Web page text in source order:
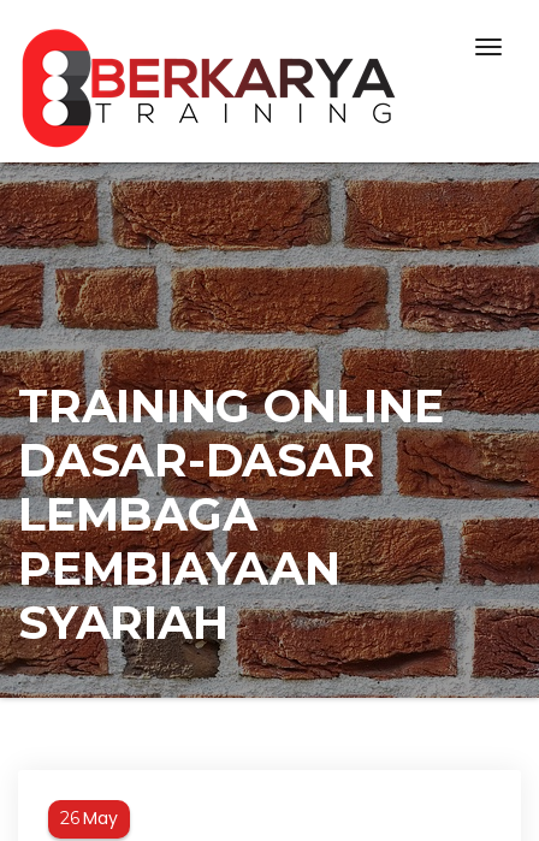
TRAINING ONLINE
DASAR-DASAR
LEMBAGA
PEMBIAYAAN
SYARIAH
26May